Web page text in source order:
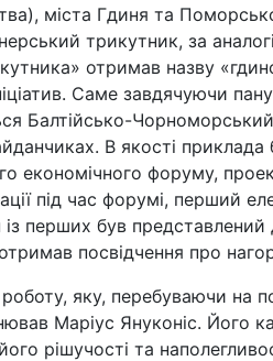
міста Гдиня та
трикутник, за
отримав назву
Саме завдячуючи
Балтійсько-
В якості
економічного форуму,
під час форумі, перший
із перших був
посвідчення про
яку, перебуваючи на
Маріус Януконіс. Його
рішучості та